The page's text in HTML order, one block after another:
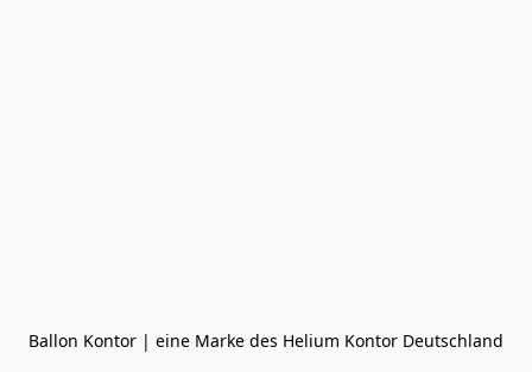
Ballon Kontor | eine Marke des Helium Kontor Deutschland